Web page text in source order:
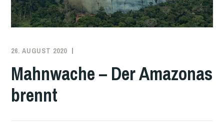
26. AUGUST 2020
Mahnwache – Der Amazonas
brennt